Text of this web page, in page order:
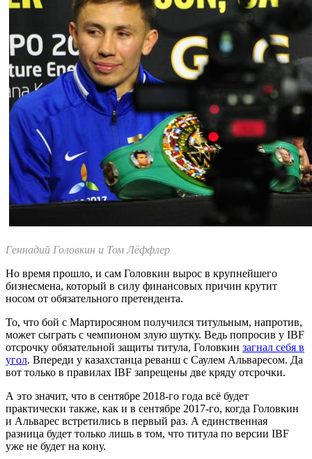
Геннадий Головкин и Том Лёффлер
Но время прошло, и сам Головкин вырос в крупнейшего
бизнесмена, который в силу финансовых причин крутит
носом от обязательного претендента.
То, что бой с Мартиросяном получился титульным, напротив,
может сыграть с чемпионом злую шутку. Ведь попросив у IBF
отсрочку обязательной защиты титула, Головкин загнал себя в
угол. Впереди у казахстанца реванш с Саулем Альваресом. Да
вот только в правилах IBF запрещены две кряду отсрочки.
А это значит, что в сентябре 2018-го года всё будет
практически также, как и в сентябре 2017-го, когда Головкин
и Альварес встретились в первый раз. А единственная
разница будет только лишь в том, что титула по версии IBF
уже не будет на кону.